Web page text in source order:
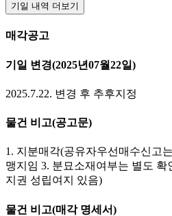
기일 내역 더보기
매각공고
기일 변경(2025년07월22일)
2025.7.22. 변경 후 추후지정
물건 비고(공고문)
1. 지분매각(공유자우선매수신고
맹지임 3. 분묘소재여부는 별도 확
지권 성립여지 있음)
물건 비고(매각 명세서)